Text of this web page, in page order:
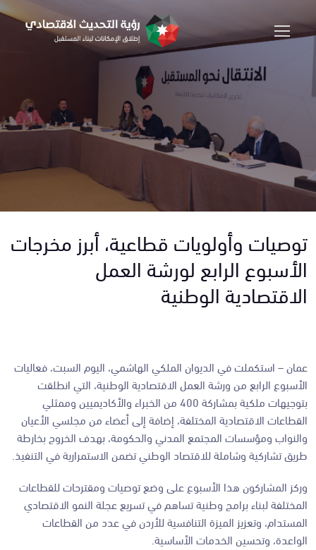
توصيات وأولويات قطاعية، أبرز مخرجات
الأسبوع الرابع لورشة العمل
الاقتصادية الوطنية
عمان –استكملت في الديوان الملكي الهاشمي، اليوم السبت، فعاليات
الأسبوع الرابع من ورشة العمل الاقتصادية الوطنية، التي انطلقت
بتوجيهات ملكية بمشاركة 400 من الخبراء والأكاديميين وممثلي
القطاعات الاقتصادية المختلفة، إضافة إلى أعضاء من مجلسي الأعيان
والنواب ومؤسسات المجتمع المدني والحكومة، بهدف الخروج بخارطة
طريق تشاركية وشاملة للاقتصاد الوطني تضمن الاستمرارية في التنفيذ.
وركز المشاركون هذا الأسبوع على وضع توصيات ومقترحات للقطاعات
المختلفة لبناء برامج وطنية تساهم في تسريع عجلة النمو الاقتصادي
المستدام، وتعزيز الميزة التنافسية للأردن في عدد من القطاعات
الواعدة، وتحسين الخدمات الأساسية.